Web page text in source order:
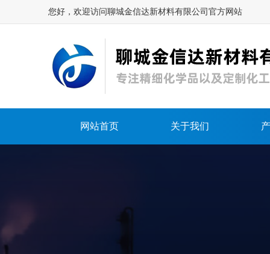
您好，欢迎访问聊城金信达新材料有限公司官方网站
网站首页 关于我们